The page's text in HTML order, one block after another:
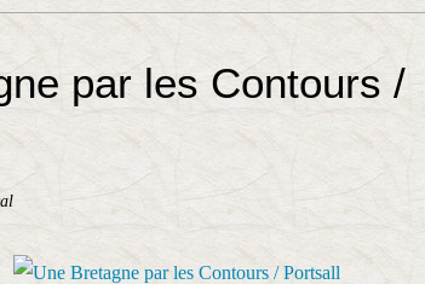
par les Contours /